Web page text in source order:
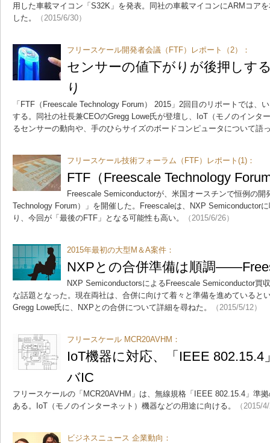
用した車載マイコン「S32K」を発表。同社の車載マイコンにARMコア
した。
（2015/6/30）
フリースケール開発者会議（FTF）レポート（2）：
センサーの値下がりが後押しす
り
「FTF（Freescale Technology Forum） 2015」2回目のリポートでは、
する。同社の社長兼CEOのGregg Lowe氏が登壇し、IoT（モノのインタ
るセンサーの動向や、手のひらサイズのボードコンピュータについて語
フリースケール技術フォーラム（FTF）レポート(1)：
FTF（Freescale Technology
Freescale Semiconductorが、米国オースチンで恒例の
Technology Forum）」を開催した。Freescaleは、NXP Semiconductor
り、今回が「最後のFTF」となる可能性も高い。
（2015/6/26）
2015年最初の大型M＆A案件：
NXPとの合併準備は順調
NXP SemiconductorsによるFreescale Semiconductor買
な話題となった。現在両社は、合併に向けて着々と準備を進めていると
Gregg Lowe氏に、NXPとの合併について詳細を尋ねた。
（2015/5/12）
フリースケール MCR20AVHM：
IoT機器に対応、「IEEE
バIC
フリースケールの「MCR20AVHM」は、無線規格「IEEE 802.15.4」準
ある。IoT（モノのインターネット）機器などの用途に向ける。
（2015/
ビジネスニュース 企業動向：